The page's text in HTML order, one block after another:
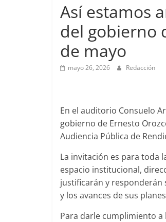
Así estamos
del gobierno
de mayo
mayo 26, 2026 Redacción
En el auditorio Consuelo
gobierno de Ernesto
Audiencia Pública de
La invitación es para toda
espacio institucional,
justificarán y responderán
y los avances de sus
Para darle cumplimiento